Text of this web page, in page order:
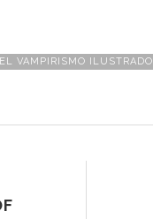
EL VAMPIRISMO ILUSTRADO